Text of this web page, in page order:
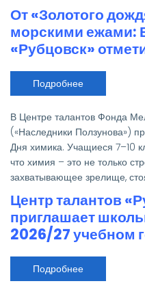
От «Золотого
морскими ежами:
«Рубцовск»
Подробнее
От
дождя»
до
аквариума
морскими
ежами:
В
Центре
«Рубцовск»
отметили
День
химика
В Центре талантов Фонда
(«Наследники Ползунова»)
Дня химика. Учащиеся 7–10
что химия – это не только
захватывающее зрелище,
Центр талантов
приглашает
2026/27 учебном
Подробнее
Центр